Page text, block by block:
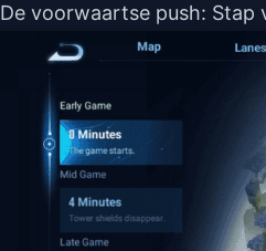
De voorwaartse push: Stap